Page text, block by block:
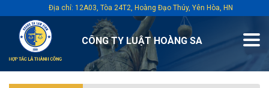
CÔNG TY LUẬT HOÀNG SA
Địa chỉ: 12A03, Tòa 24T2, Hoàng Đạo Thúy, Yên Hòa, HN